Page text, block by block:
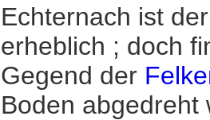
Echternach ist
erheblich ; doch
Gegend der
Boden abgedreht